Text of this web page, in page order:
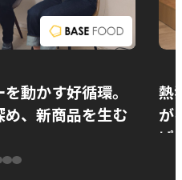
動かす好循環。
、新商品を生む
熱
が
ぱ